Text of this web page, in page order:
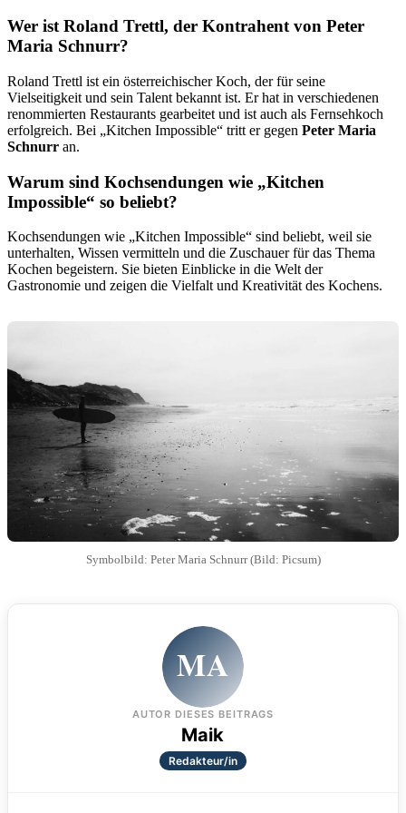
Wer ist Roland Trettl, der Kontrahent von Peter
Maria Schnurr?
Roland Trettl ist ein österreichischer Koch, der für seine
Vielseitigkeit und sein Talent bekannt ist. Er hat in verschiedenen
renommierten Restaurants gearbeitet und ist auch als Fernsehkoch
erfolgreich. Bei „Kitchen Impossible“ tritt er gegen Peter Maria
Schnurr an.
Warum sind Kochsendungen wie „Kitchen
Impossible“ so beliebt?
Kochsendungen wie „Kitchen Impossible“ sind beliebt, weil sie
unterhalten, Wissen vermitteln und die Zuschauer für das Thema
Kochen begeistern. Sie bieten Einblicke in die Welt der
Gastronomie und zeigen die Vielfalt und Kreativität des Kochens.
Symbolbild: Peter Maria Schnurr (Bild: Picsum)
MA
AUTOR DIESES BEITRAGS
Maik
Redakteur/in